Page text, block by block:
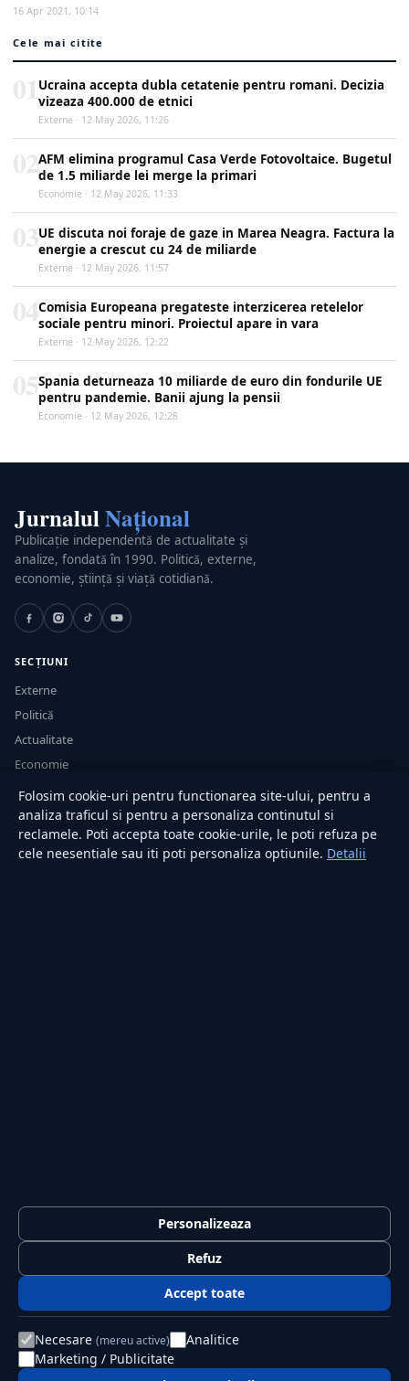
16 Apr 2021, 10:14
Cele mai citite
Ucraina accepta dubla cetatenie pentru romani. Decizia
vizeaza 400.000 de etnici
Externe · 12 May 2026, 11:26
AFM elimina programul Casa Verde Fotovoltaice. Bugetul
de 1.5 miliarde lei merge la primari
Economie · 12 May 2026, 11:33
UE discuta noi foraje de gaze in Marea Neagra. Factura la
energie a crescut cu 24 de miliarde
Externe · 12 May 2026, 11:57
Comisia Europeana pregateste interzicerea retelelor
sociale pentru minori. Proiectul apare in vara
Externe · 12 May 2026, 12:22
Spania deturneaza 10 miliarde de euro din fondurile UE
pentru pandemie. Banii ajung la pensii
Economie · 12 May 2026, 12:28
JurnalulNațional
Publicație independentă de actualitate și
analize, fondată în 1990. Politică, externe,
economie, știință și viață cotidiană.
SECȚIUNI
Externe
Politică
Actualitate
Economie
Sănătate
Utile
RUBRICI
Confidențialitate
Politica de cookies
© 2026 Jurnalul Național. Toate drepturile rezervate.
Folosim cookie-uri pentru functionarea site-ului, pentru a
analiza traficul si pentru a personaliza continutul si
reclamele. Poti accepta toate cookie-urile, le poti refuza pe
cele neesentiale sau iti poti personaliza optiunile. Detalii
Personalizeaza
Refuz
Accept toate
Necesare (mereu active)
Analitice
Marketing / Publicitate